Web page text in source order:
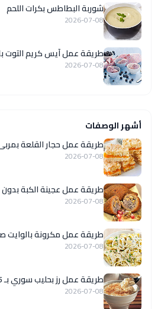
شوربة البطاطس بكرات اللحم
2026-07-08
طريقة عمل آيس كريم التوت
2026-07-08
أشهر الوصفات
طريقة عمل حجار القلعة
2026-07-08
طريقة عمل عجينة الكبة
2026-07-08
طريقة عمل مكرونة
2026-07-08
طريقة عمل رز بحليب سوري بـ 5 مكونات
2026-07-08